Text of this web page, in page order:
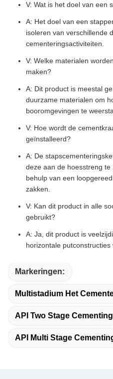
V: Wat is het doel van een
A: Het doel van een
isoleren van verschillende
cementeringsactiviteiten.
V: Welke materialen
maken?
A: Dit product is meestal
duurzame materialen om
booromgevingen te
V: Hoe wordt de
geïnstalleerd?
A: De
deze aan de hoesstreng
behulp van een
zakken.
V: Kan dit product in alle
gebruikt?
A: Ja, dit product is
horizontale putconstructies
Markeringen:
Multistadium Het
API Two Stage Cementing
API Multi Stage